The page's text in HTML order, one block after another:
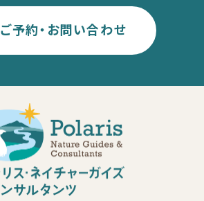
ご予約・お問い合わせ